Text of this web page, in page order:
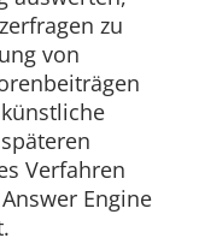
zu
von
Verfahren
Engine